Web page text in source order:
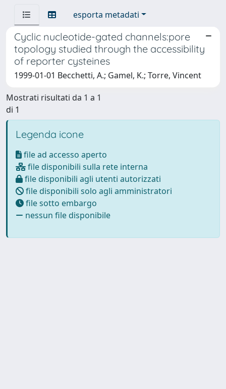
esporta metadati
Cyclic nucleotide-gated channels:pore
topology studied through the accessibility
of reporter cysteines
1999-01-01 Becchetti, A.; Gamel, K.; Torre, Vincent
Mostrati risultati da 1 a 1
di 1
Legenda icone
file ad accesso aperto
file disponibili sulla rete interna
file disponibili agli utenti autorizzati
file disponibili solo agli amministratori
file sotto embargo
nessun file disponibile